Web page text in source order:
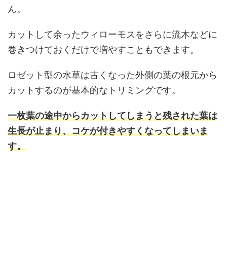
ん。
カットして余ったウィローモスをさらに流木などに
巻きつけておくだけで増やすこともできます。
ロゼット型の水草は古くなった外側の葉の根元から
カットするのが基本的なトリミングです。
一枚葉の途中からカットしてしまうと残された葉は
生長が止まり、コケが付きやすくなってしまいま
す。